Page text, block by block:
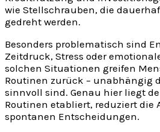
wie Stellschrauben, die
gedreht werden.
Besonders problematisch sind
Zeitdruck, Stress oder
solchen Situationen greifen
Routinen zurück – unabhängig
sinnvoll sind. Genau hier liegt
Routinen etabliert, reduziert die
spontanen Entscheidungen.